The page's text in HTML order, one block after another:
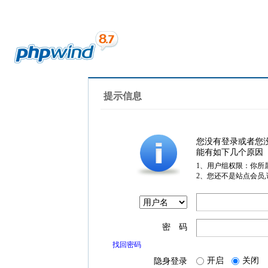
提示信息
您没有登录或者您
能有如下几个原因
1、用户组权限：你所
2、您还不是站点会员
密 码
找回密码
隐身登录 开启 关闭